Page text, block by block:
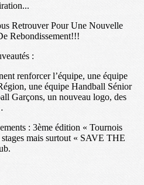
Retrouver Pour Une Nouvelle
Rebondissement!!!
:
renforcer l’équipe, une équipe
une équipe Handball Sénior
Garçons, un nouveau logo, des
: 3ème édition « Tournois
mais surtout « SAVE THE